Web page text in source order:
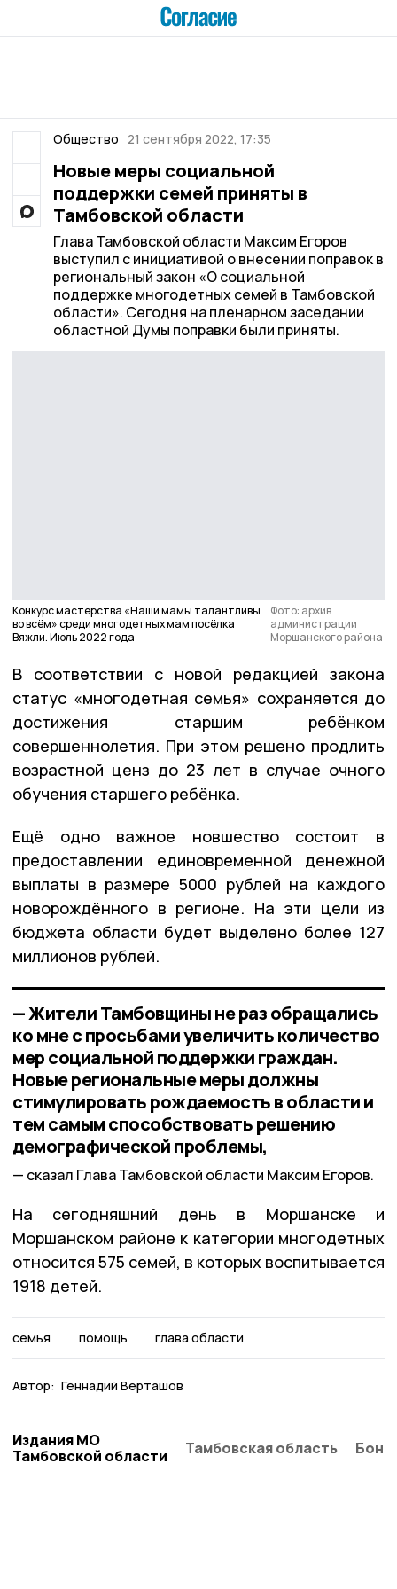
Общество 21 сентября 2022, 17:35
Новые меры социальной
поддержки семей приняты в
Тамбовской области
Глава Тамбовской области Максим Егоров
выступил с инициативой о внесении поправок в
региональный закон «О социальной
поддержке многодетных семей в Тамбовской
области». Сегодня на пленарном заседании
областной Думы поправки были приняты.
Конкурс мастерства «Наши мамы талантливы
во всём» среди многодетных мам посёлка
Вяжли. Июль 2022 года
Фото: архив
администрации
Моршанского района
В соответствии с новой редакцией закона
статус «многодетная семья» сохраняется до
достижения старшим ребёнком
совершеннолетия. При этом решено продлить
возрастной ценз до 23 лет в случае очного
обучения старшего ребёнка.
Ещё одно важное новшество состоит в
предоставлении единовременной денежной
выплаты в размере 5000 рублей на каждого
новорождённого в регионе. На эти цели из
бюджета области будет выделено более 127
миллионов рублей.
— Жители Тамбовщины не раз обращались
ко мне с просьбами увеличить количество
мер социальной поддержки граждан.
Новые региональные меры должны
стимулировать рождаемость в области и
тем самым способствовать решению
демографической проблемы,
сказал Глава Тамбовской области Максим Егоров.
На сегодняшний день в Моршанске и
Моршанском районе к категории многодетных
относится 575 семей, в которых воспитывается
1918 детей.
семья помощь глава области
Автор: Геннадий Верташов
Издания МО
Тамбовской области
Тамбовская область